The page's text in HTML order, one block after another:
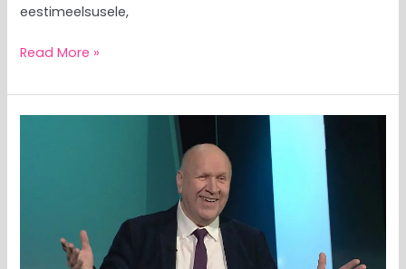
eestimeelsusele,
Read More »
presidendikandidaat,